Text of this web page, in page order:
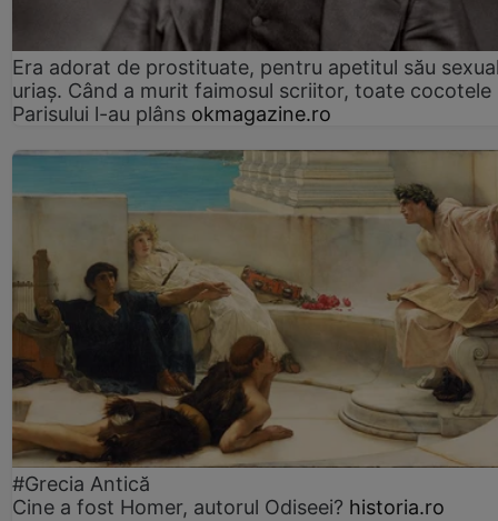
Era adorat de prostituate, pentru apetitul său
uriaș. Când a murit faimosul scriitor, toate cocotele
Parisului l-au plâns okmagazine.ro
#Grecia Antică
Cine a fost Homer, autorul Odiseei? historia.ro